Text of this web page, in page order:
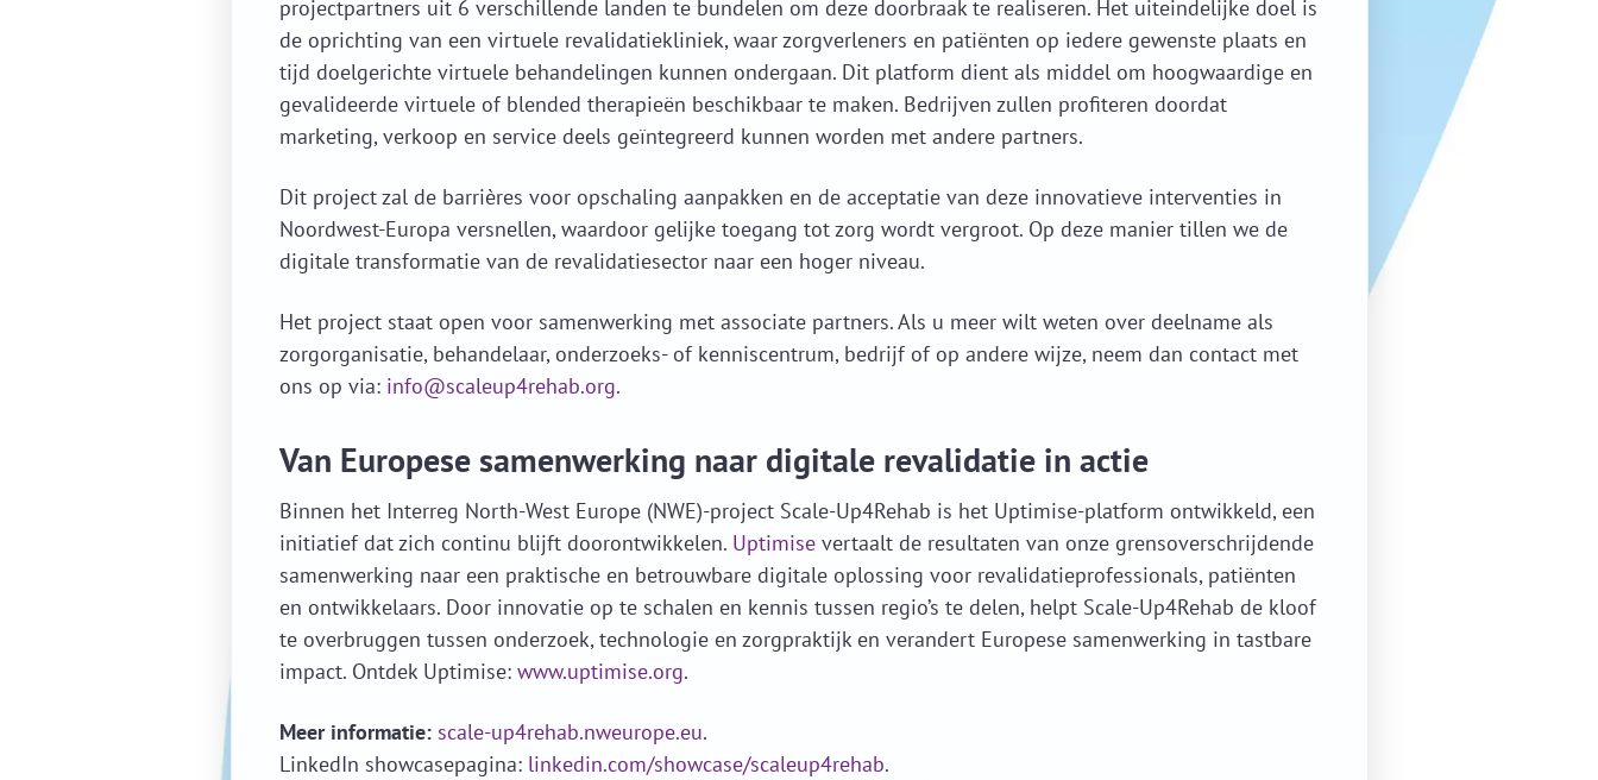
projectpartners uit 6 verschillende landen te bundelen om deze doorbraak te realiseren. Het uiteindelijke doel is
de oprichting van een virtuele revalidatiekliniek, waar zorgverleners en patiënten op iedere gewenste plaats en
tijd doelgerichte virtuele behandelingen kunnen ondergaan. Dit platform dient als middel om hoogwaardige en
gevalideerde virtuele of blended therapieën beschikbaar te maken. Bedrijven zullen profiteren doordat
marketing, verkoop en service deels geïntegreerd kunnen worden met andere partners.
Dit project zal de barrières voor opschaling aanpakken en de acceptatie van deze innovatieve interventies in
Noordwest-Europa versnellen, waardoor gelijke toegang tot zorg wordt vergroot. Op deze manier tillen we de
digitale transformatie van de revalidatiesector naar een hoger niveau.
Het project staat open voor samenwerking met associate partners. Als u meer wilt weten over deelname als
zorgorganisatie, behandelaar, onderzoeks- of kenniscentrum, bedrijf of op andere wijze, neem dan contact met
ons op via: info@scaleup4rehab.org.
Van Europese samenwerking naar digitale revalidatie in actie
Binnen het Interreg North-West Europe (NWE)-project Scale-Up4Rehab is het Uptimise-platform ontwikkeld, een
initiatief dat zich continu blijft doorontwikkelen. Uptimisevertaalt de resultaten van onze grensoverschrijdende
samenwerking naar een praktische en betrouwbare digitale oplossing voor revalidatieprofessionals, patiënten
en ontwikkelaars. Door innovatie op te schalen en kennis tussen regio’s te delen, helpt Scale-Up4Rehab de kloof
te overbruggen tussen onderzoek, technologie en zorgpraktijk en verandert Europese samenwerking in tastbare
impact. Ontdek Uptimise: www.uptimise.org.
Meer informatie: scale-up4rehab.nweurope.eu.
LinkedIn showcasepagina: linkedin.com/showcase/scaleup4rehab.